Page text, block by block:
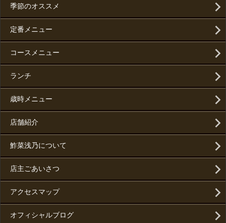
季節のオススメ
定番メニュー
コースメニュー
ランチ
歳時メニュー
店舗紹介
鮓菜浅乃について
店主ごあいさつ
アクセスマップ
オフィシャルブログ